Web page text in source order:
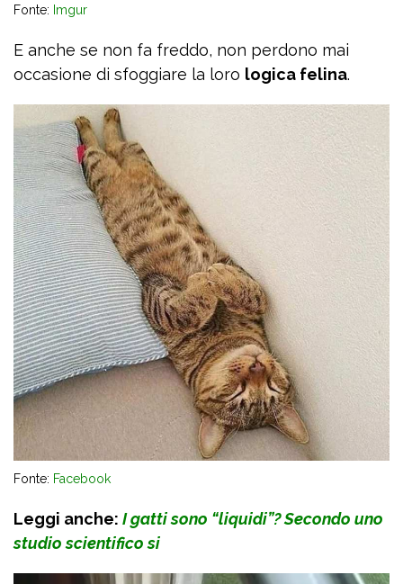
Fonte: Imgur
E anche se non fa freddo, non perdono mai
occasione di sfoggiare la loro logica felina.
Fonte: Facebook
Leggi anche: I gatti sono “liquidi”? Secondo uno
studio scientifico si